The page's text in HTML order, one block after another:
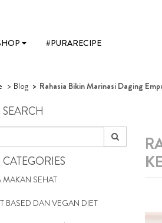
#PURARECIPE
Blog Rahasia Bikin Marinasi Daging
MAKAN SEHAT
BASED DAN VEGAN DIET